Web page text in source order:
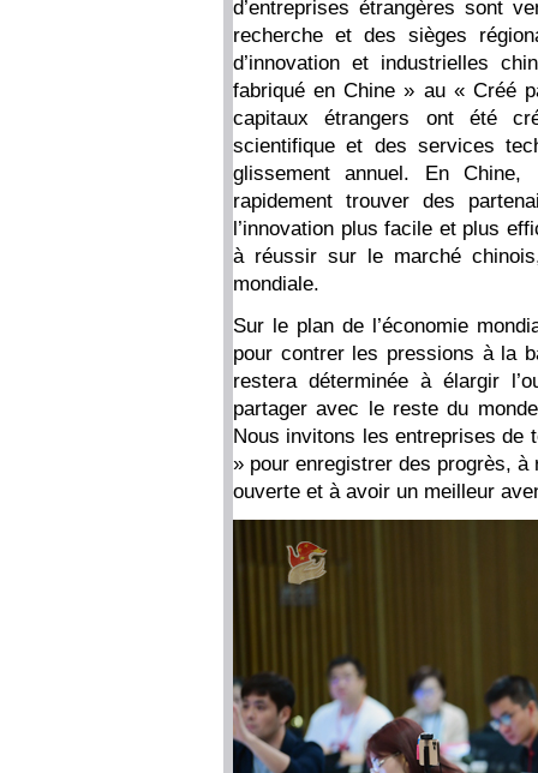
d’entreprises étrangères sont
recherche et des sièges
d’innovation et industrielles
fabriqué en Chine » au « Créé
capitaux étrangers ont été
scientifique et des services
glissement annuel. En
rapidement trouver des
l’innovation plus facile et plus
à réussir sur le marché
mondiale.
Sur le plan de l’économie
pour contrer les pressions à la
restera déterminée à élargir
partager avec le reste du
Nous invitons les entreprises de
» pour enregistrer des progrès,
ouverte et à avoir un meilleur